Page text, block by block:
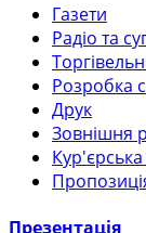
Газети
Радіо та
Розробка
Друк
Зовнішня
Презентація